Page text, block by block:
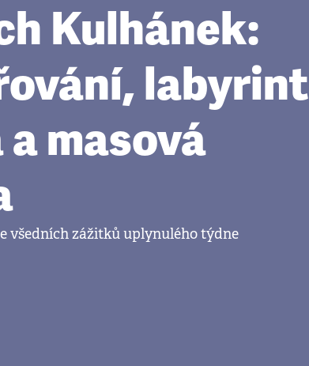
Kulhánek:
labyrint
masová
všedních zážitků uplynulého týdne